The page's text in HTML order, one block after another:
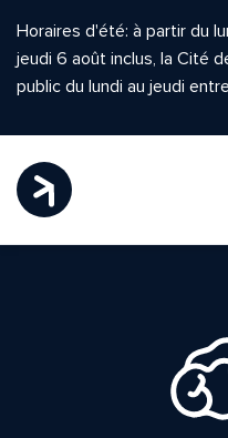
Horaires d'été: à partir du
jeudi 6 août inclus, la Cité
public du lundi au jeudi